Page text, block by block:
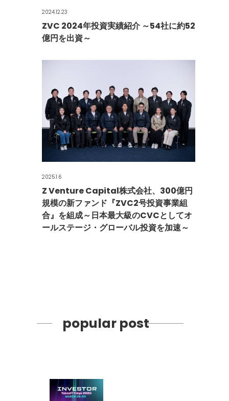
2024.12.23
ZVC 2024年投資実績紹介 ～54社に約52
億円を出資～
2025.1.6
Z Venture Capital株式会社、300億円
規模の新ファンド『ZVC2号投資事業組
合』を組成～日本最大級のCVCとしてオ
ールステージ・グローバル投資を加速～
popular post